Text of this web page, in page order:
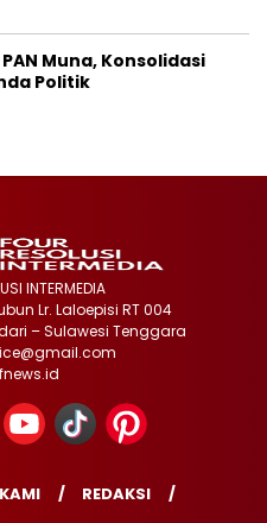
Muna, Konsolidasi
Politik
INTERMEDIA
Lr. Laloepisi RT 004
– Sulawesi Tenggara
REDAKSI